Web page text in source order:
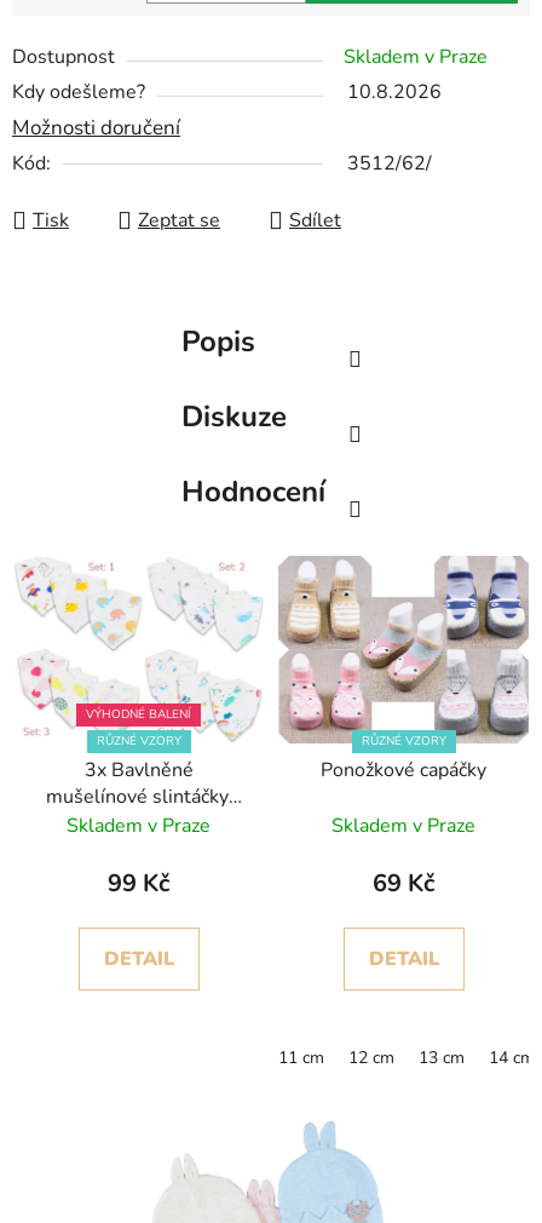
Dostupnost
Skladem v Praze
Kdy odešleme?
10.8.2026
Možnosti doručení
Kód: 3512/62/
Tisk Zeptat se Sdílet
Popis
Diskuze
Hodnocení
VÝHODNÉ BALENÍ
RŮZNÉ VZORY
3x Bavlněné
mušelínové slintáčky,
dvouvrstvé
Skladem v Praze
99 Kč
DETAIL
RŮZNÉ VZORY
Ponožkové capáčky
Skladem v Praze
69 Kč
DETAIL
11 cm 12 cm 13 cm 14 cm